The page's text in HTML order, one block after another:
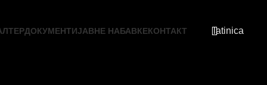
ДОКУМЕНТИЈАВНЕ НАБАВКЕКОНТАКТ latinica